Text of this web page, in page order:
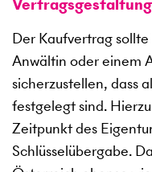
Vertragsgestaltung
Der Kaufvertrag
Anwältin oder einem
sicherzustellen, dass
festgelegt sind.
Zeitpunkt des
Schlüsselübergabe.